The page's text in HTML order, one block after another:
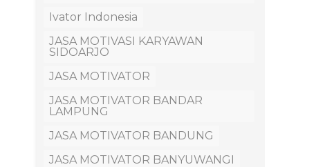
Ivator Indonesia
JASA MOTIVASI KARYAWAN
SIDOARJO
JASA MOTIVATOR
JASA MOTIVATOR BANDAR
LAMPUNG
JASA MOTIVATOR BANDUNG
JASA MOTIVATOR BANYUWANGI